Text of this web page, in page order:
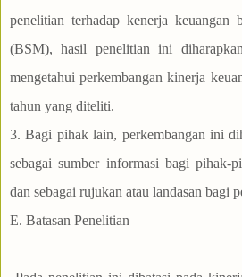
penelitian terhadap kenerja keuangan
(BSM), hasil penelitian ini
mengetahui perkembangan kinerja
tahun yang diteliti.
3. Bagi pihak lain, perkembangan ini
sebagai sumber informasi bagi pihak-
dan sebagai rujukan atau landasan bagi
E. Batasan Penelitian